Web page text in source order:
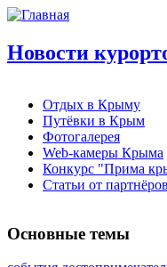
Новости
Отдых в Крыму
Путёвки в Крым
Фотогалерея
Web-камеры Крыма
Конкурс "Прима
Статьи от партнёров
Основные темы